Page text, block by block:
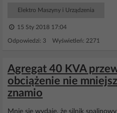
Elektro Maszyny i Urządzenia
15 Sty 2018 17:04
Odpowiedzi: 3 Wyświetleń: 2271
Agregat 40 KVA
obciążenie nie
znamio
Mnie się wydaje, że silnik